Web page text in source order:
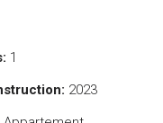
1
2023